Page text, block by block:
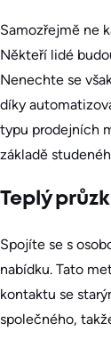
Samozřejmě ne
Někteří lidé
Nenechte se
díky
typu prodejních
základě
Teplý
Spojíte se s
nabídku. Tato
kontaktu se
společného,